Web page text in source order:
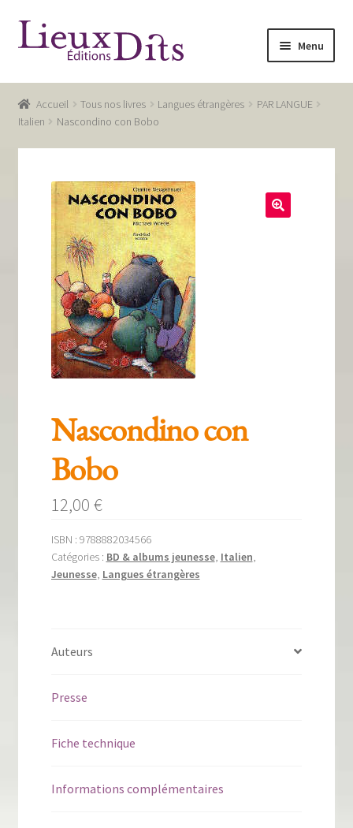
Aller
à
navigation
Aller
au
Menu
Accueil
Commande
Conditions générales de vente
Glossaire
Mentions légales / Données personnelles
Mon compte
Recevoir notre newsletter
Tous nos livres
Nous contacter
Qui sommes-nous ?
Les éditions Lieux Dits
Accueil Tous nos livres Langues étrangères
PAR LANGUE
Italien
Nascondino con Bobo
Nascondino con
Bobo
12,00 €
ISBN : 9788882034566
Catégories : BD & albums jeunesse, Italien,
Jeunesse, Langues étrangères
Auteurs
Presse
Fiche technique
Informations complémentaires